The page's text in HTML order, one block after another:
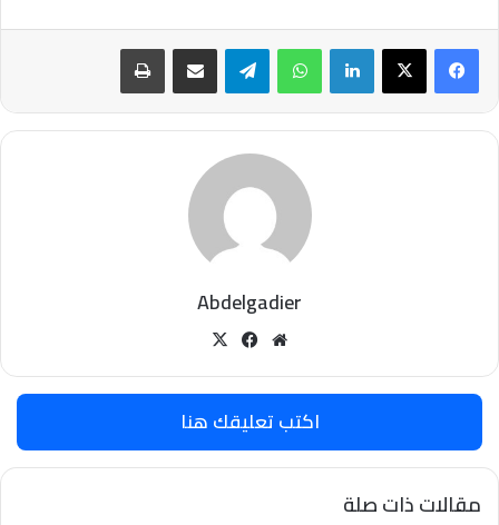
لينكدإن واتساب تيلقرام مشاركة عبر البريد طباعة
Abdelgadier
موقعفيسبوك
اكتب تعليقك هنا
مقالات ذات صلة